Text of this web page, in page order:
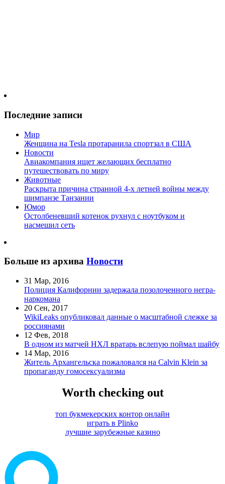
Последние записи
Мир
Женщина на Tesla протаранила спортзал в США
Новости
Авиакомпания ищет желающих бесплатно
путешествовать по миру
Животные
Раскрыта причина странной 4-х летней войны между
шимпанзе Танзании
Юмор
Остолбеневший котенок рухнул с ноутбуком и
насмешил сеть
Больше из архива Новости
31 Мар, 2016
Полиция Калифорнии задержала позолоченного негра-
наркомана
20 Сен, 2017
WikiLeaks опубликовал данные о масштабной слежке за
россиянами
12 Фев, 2018
В одном из матчей НХЛ вратарь вслепую поймал шайбу
14 Мар, 2016
Житель Архангельска пожаловался на Calvin Klein за
пропаганду гомосексуализма
Worth checking out
топ букмекерских контор онлайн
играть в Plinko
лучшие зарубежные казино